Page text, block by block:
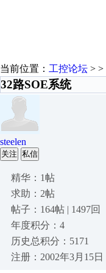
当前位置： 工控论坛 > >
32路SOE系统
steelen
关注 私信
精华：1帖
求助：2帖
帖子：164帖 | 1497回
年度积分：4
历史总积分：5171
注册：2002年3月15日